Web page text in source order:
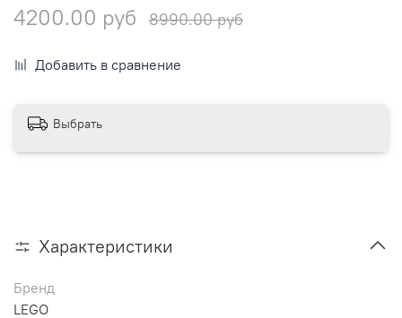
4200.00 руб
8990.00 руб
Добавить в сравнение
Выбрать
Характеристики
Бренд
LEGO